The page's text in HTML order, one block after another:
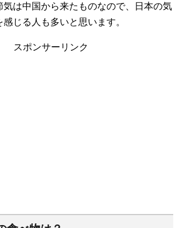
気は中国から来たものなので、日本の気
じる人も多いと思います。
スポンサーリンク